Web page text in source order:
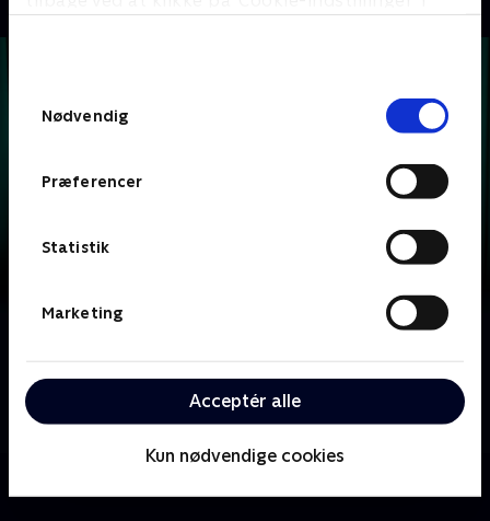
Nødvendig
Præferencer
Statistik
Marketing
Acceptér alle
Kun nødvendige cookies
skal bluffe, gætte, købe og sælge sig igennem en
masse loppefund i håbet om at tjene flest penge.